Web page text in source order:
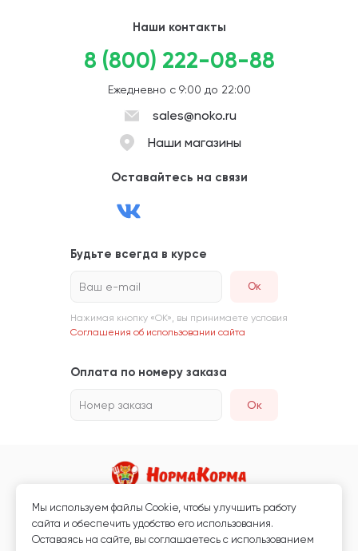
Наши контакты
8 (800) 222-08-88
Ежедневно с 9:00 до 22:00
sales@noko.ru
Наши магазины
Оставайтесь на связи
Будьте всегда в курсе
Ваш e-mail
Нажимая кнопку «ОК», вы принимаете условия
Соглашения об использовании сайта
Оплата по номеру заказа
Номер заказа Ок
Магазин кормов для животных и ветаптека
Любая информация, размещённая на сайте, не является публичной
офертой.
Мы используем файлы Сookie, чтобы улучшить работу
сайта и обеспечить удобство его использования.
Оставаясь на сайте, вы соглашаетесь с использованием